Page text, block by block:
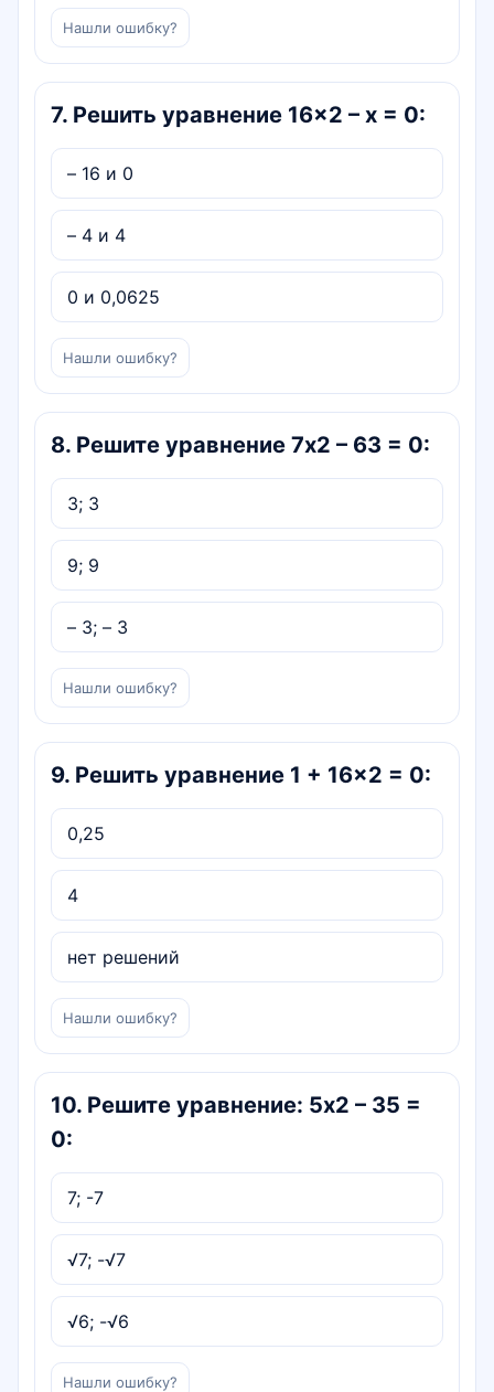
Нашли ошибку?
7. Решить уравнение 16×2 – x = 0:
– 16 и 0
– 4 и 4
0 и 0,0625
Нашли ошибку?
8. Решите уравнение 7х2 – 63 = 0:
3; 3
9; 9
– 3; – 3
Нашли ошибку?
9. Решить уравнение 1 + 16×2 = 0:
0,25
4
нет решений
Нашли ошибку?
10. Решите уравнение: 5х2 – 35 =
0:
7; -7
√7; -√7
√6; -√6
Нашли ошибку?